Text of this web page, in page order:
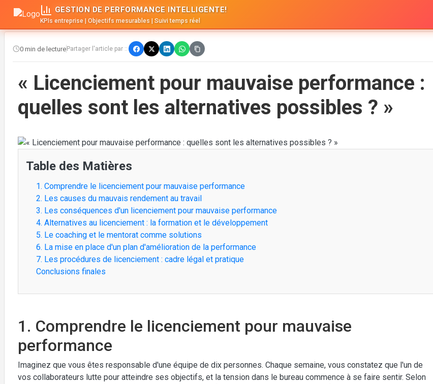
GESTION DE PERFORMANCE INTELLIGENTE!
KPIs entreprise | Objectifs mesurables | Suivi temps réel
0 min de lecture Partager l'article par ::
« Licenciement pour mauvaise performance :
quelles sont les alternatives possibles ? »
Table des Matières
1. Comprendre le licenciement pour mauvaise performance
2. Les causes du mauvais rendement au travail
3. Les conséquences d'un licenciement pour mauvaise performance
4. Alternatives au licenciement : la formation et le développement
5. Le coaching et le mentorat comme solutions
6. La mise en place d'un plan d'amélioration de la performance
7. Les procédures de licenciement : cadre légal et pratique
Conclusions finales
1. Comprendre le licenciement pour mauvaise
performance
Imaginez que vous êtes responsable d'une équipe de dix personnes. Chaque semaine, vous constatez que l'un de
vos collaborateurs lutte pour atteindre ses objectifs, et la tension dans le bureau commence à se faire sentir. Selon